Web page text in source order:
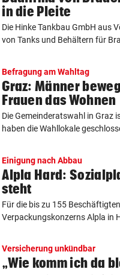
in die Pleite
Die Hinke Tankbau GmbH aus
von Tanks und Behältern für
Befragung am Wahltag
Graz: Männer
Frauen das Wohnen
Die Gemeinderatswahl in Graz
haben die Wahllokale
Einigung nach Abbau
Alpla Hard:
steht
Für die bis zu 155
Verpackungskonzerns Alpla in
Versicherung unkündbar
„Wie komm ich da